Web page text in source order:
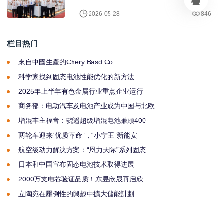
2026-05-28 846
栏目热门
來自中國生產的Chery Basd Co
科学家找到固态电池性能优化的新方法
2025年上半年有色金属行业重点企业运行
商务部：电动汽车及电池产业成为中国与北欧
增混车主福音：骁遥超级增混电池兼顾400
两轮车迎来“优质革命”，“小宁王”新能安
航空级动力解决方案：“恩力天际”系列固态
日本和中国宣布固态电池技术取得进展
2000万支电芯验证品质！东昱欣晟再启欣
立陶宛在壓倒性的興趣中擴大儲能計劃